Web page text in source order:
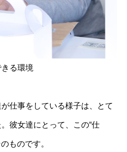
る環境
仕事をしている様子は、とて
彼女達にとって、この“仕
ものです。